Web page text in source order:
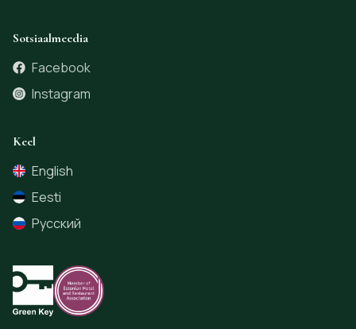
Sotsiaalmeedia
Facebook
Instagram
Keel
English
Eesti
Русский